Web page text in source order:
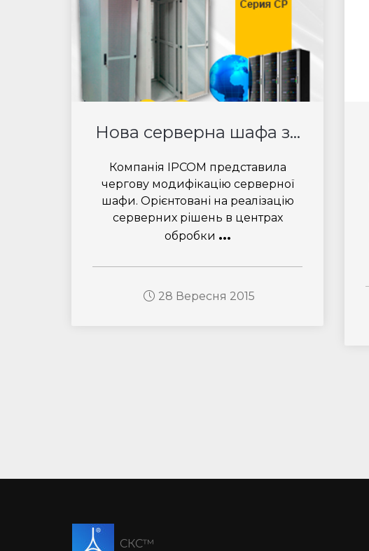
Нова серверна шафа з...
Компанія IPCOM представила
чергову модифікацію серверної
шафи. Орієнтовані на реалізацію
серверних рішень в центрах
обробки ...
28 Вересня 2015
СКС™